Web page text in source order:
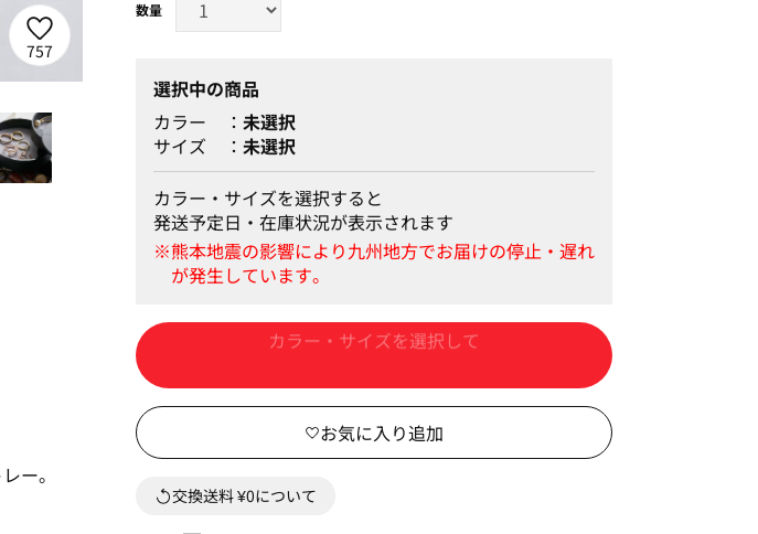
757
ー。
選択中の商品
カラー
未選択
サイズ
未選択
カラー・サイズを選択すると
発送予定日・在庫状況が表示されます
カートに入れる
交換送料 ¥0について